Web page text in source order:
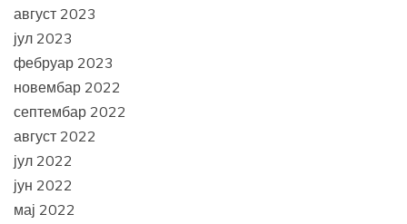
август 2023
јул 2023
фебруар 2023
новембар 2022
септембар 2022
август 2022
јул 2022
јун 2022
мај 2022